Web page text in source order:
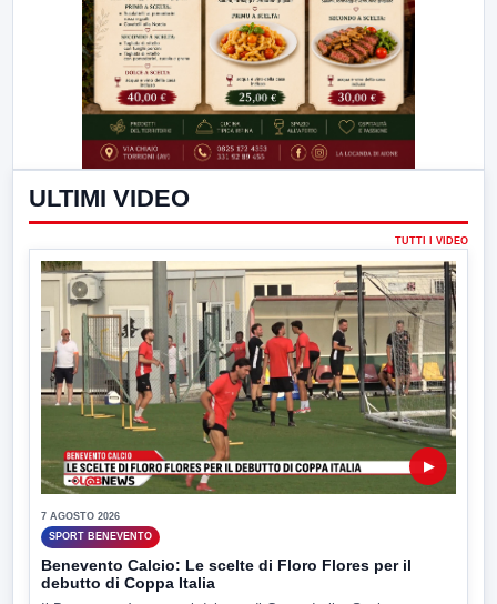
ULTIMI VIDEO
TUTTI I VIDEO
▶
7 AGOSTO 2026
SPORT BENEVENTO
Benevento Calcio: Le scelte di Floro Flores per il
debutto di Coppa Italia